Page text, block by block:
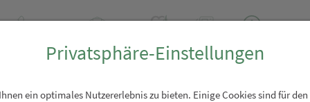
Privatsphäre-Einstellungen
ein optimales Nutzererlebnis zu bieten. Einige Cookies sind für